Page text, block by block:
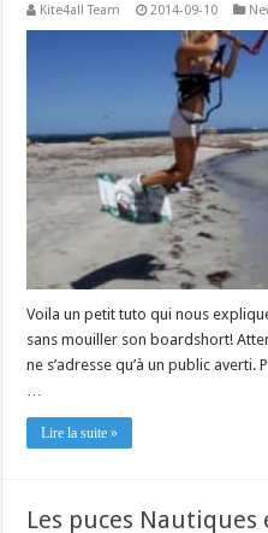
Kite4all Team 2014-09-10
Voila un petit tuto qui nous
sans mouiller son boardshort!
ne s’adresse qu’à un public
Lire la suite »
Les puces Nautiques